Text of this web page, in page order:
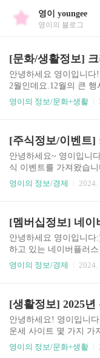
영이 youngee
영이의 블로그
안녕하세요 영이입니다
2월인데요.12월의 큰
할만한 보드게임 10가
재 코리아보드게임즈
벤트로 최대 70% 할인
세요! 1. 스플렌더
: 49,000원• 하는 방법 :
석을 수집하고, 이를 통
사용해 카드를 구매해
영이의 정보/문화+생활
안녕하세요~ 영이입니
식 이벤트를 가져왔습
기만 해도 최대 10종목
번 참여해 보세요 이벤
조기종료 가능이벤트
고객(3개월)ㄴ휴면 3개
니다.(24.08.13 ~ 11월
벤트 접속 방법① 키움
카드를 뒤집는다 - ②
첨..
영이의 정보/경제 2024.
안녕하세요 영이입니
하고 있는 네이버플러
요네이버플러스 멤버십
1년 결제 시 달 3,900원
혜택 (넷플릭스, 티빙 등
하여 이용 가능② 쇼핑
슈퍼적립 상품은 10%
는 매일 최대 10% 특별
영이의 정보/경제 2024.
[생활정보] 2025
안녕하세요! 영이입니
운세 사이트 몇 가지 가
기운을 가져가고, 안 좋
영이의 정보/문화+생활